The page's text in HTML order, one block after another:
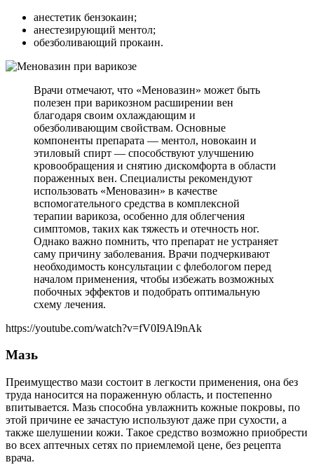
анестетик бензокаин;
анестезирующий ментол;
обезболивающий прокаин.
Врачи отмечают, что «Меновазин» может быть
полезен при варикозном расширении вен
благодаря своим охлаждающим и
обезболивающим свойствам. Основные
компоненты препарата — ментол, новокаин и
этиловый спирт — способствуют улучшению
кровообращения и снятию дискомфорта в области
пораженных вен. Специалисты рекомендуют
использовать «Меновазин» в качестве
вспомогательного средства в комплексной
терапии варикоза, особенно для облегчения
симптомов, таких как тяжесть и отечность ног.
Однако важно помнить, что препарат не устраняет
саму причину заболевания. Врачи подчеркивают
необходимость консультации с флебологом перед
началом применения, чтобы избежать возможных
побочных эффектов и подобрать оптимальную
схему лечения.
https://youtube.com/watch?v=fV0I9Al9nAk
Мазь
Преимущество мази состоит в легкости применения, она без
труда наносится на пораженную область, и постепенно
впитывается. Мазь способна увлажнить кожные покровы, по
этой причине ее зачастую используют даже при сухости, а
также шелушении кожи. Такое средство возможно приобрести
во всех аптечных сетях по приемлемой цене, без рецепта
врача.